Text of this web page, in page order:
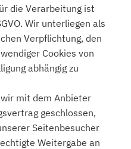
die Verarbeitung ist
Wir unterliegen als
Verpflichtung, den
Cookies von
abhängig zu
mit dem Anbieter
geschlossen,
Seitenbesucher
Weitergabe an